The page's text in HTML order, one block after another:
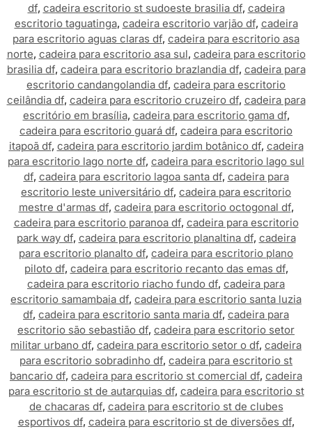
df, cadeira escritorio st sudoeste brasilia df, cadeira
escritorio taguatinga, cadeira escritorio varjão df, cadeira
para escritorio aguas claras df, cadeira para escritorio asa
norte, cadeira para escritorio asa sul, cadeira para escritorio
brasilia df, cadeira para escritorio brazlandia df, cadeira para
escritorio candangolandia df, cadeira para escritorio
ceilândia df, cadeira para escritorio cruzeiro df, cadeira para
escritório em brasília, cadeira para escritorio gama df,
cadeira para escritorio guará df, cadeira para escritorio
itapoã df, cadeira para escritorio jardim botânico df, cadeira
para escritorio lago norte df, cadeira para escritorio lago sul
df, cadeira para escritorio lagoa santa df, cadeira para
escritorio leste universitário df, cadeira para escritorio
mestre d'armas df, cadeira para escritorio octogonal df,
cadeira para escritorio paranoa df, cadeira para escritorio
park way df, cadeira para escritorio planaltina df, cadeira
para escritorio planalto df, cadeira para escritorio plano
piloto df, cadeira para escritorio recanto das emas df,
cadeira para escritorio riacho fundo df, cadeira para
escritorio samambaia df, cadeira para escritorio santa luzia
df, cadeira para escritorio santa maria df, cadeira para
escritorio são sebastião df, cadeira para escritorio setor
militar urbano df, cadeira para escritorio setor o df, cadeira
para escritorio sobradinho df, cadeira para escritorio st
bancario df, cadeira para escritorio st comercial df, cadeira
para escritorio st de autarquias df, cadeira para escritorio st
de chacaras df, cadeira para escritorio st de clubes
esportivos df, cadeira para escritorio st de diversões df,